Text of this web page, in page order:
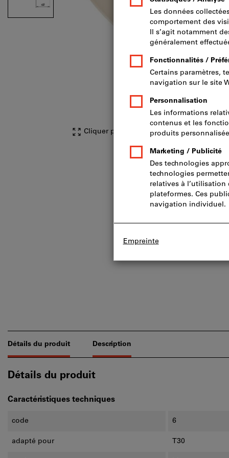
Cliquer pour agrandir l’image
Détails du produit Description
Détails du produit
Caractéristiques techniques
code 6
adapté pour T30